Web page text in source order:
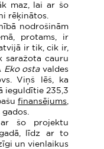
maz, lai ar šo
rēķinātos.
nodrošinām
protams, ir
ir tik, cik ir,
saražota cauru
Eko ostavaldes
Viņš lēš, ka
ieguldītie 235,3
finansējums
ar šo projektu
līdz ar to
un vienlaikus